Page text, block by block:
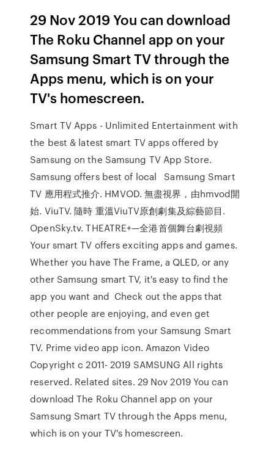
29 Nov 2019 You can download
The Roku Channel app on your
Samsung Smart TV through the
Apps menu, which is on your
TV's homescreen.
Smart TV Apps - Unlimited Entertainment with
the best & latest smart TV apps offered by
Samsung on the Samsung TV App Store.
Samsung offers best of local Samsung Smart
TV 應用程式推介. HMVOD. 無盡視界，由hmvod開
始. ViuTV. 隨時 重溫ViuTV原創劇集及綜藝節目.
OpenSky.tv. THEATRE+—全港首個舞台劇視頻
Your smart TV offers exciting apps and games.
Whether you have The Frame, a QLED, or any
other Samsung smart TV, it's easy to find the
app you want and Check out the apps that
other people are enjoying, and even get
recommendations from your Samsung Smart
TV. Prime video app icon. Amazon Video
Copyright c 2011- 2019 SAMSUNG All rights
reserved. Related sites. 29 Nov 2019 You can
download The Roku Channel app on your
Samsung Smart TV through the Apps menu,
which is on your TV's homescreen.